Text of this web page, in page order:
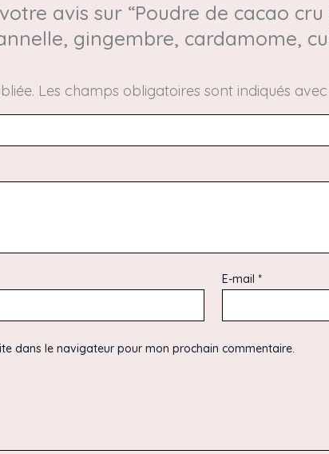
avis sur “Poudre de cacao
gingembre, cardamome,
Les champs obligatoires sont indiqués
E-mail *
dans le navigateur pour mon prochain commentaire.